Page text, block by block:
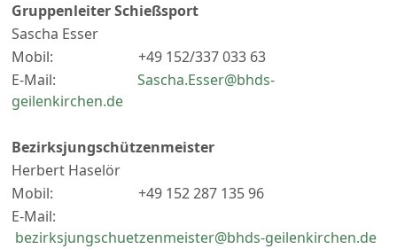
Gruppenleiter Schießsport
Sascha Esser
Mobil: +49 152/337 033 63
E-Mail: Sascha.Esser@bhds-
geilenkirchen.de
Bezirksjungschützenmeister
Herbert Haselör
Mobil: +49 152 287 135 96
E-Mail:
bezirksjungschuetzenmeister@bhds-geilenkirchen.de